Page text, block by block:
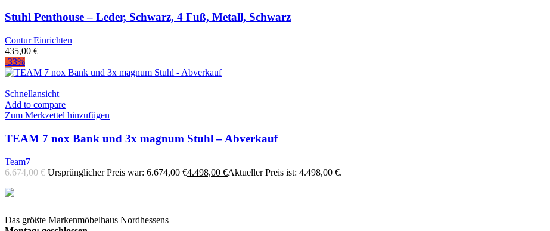
Stuhl Penthouse – Leder, Schwarz, 4 Fuß, Metall, Schwarz
Contur Einrichten
435,00 €
-33%
Schnellansicht
Add to compare
Zum Merkzettel hinzufügen
TEAM 7 nox Bank und 3x magnum Stuhl – Abverkauf
Team7
6.674,00€ Ursprünglicher Preis war: 6.674,00 €4.498,00 €Aktueller Preis ist: 4.498,00 €.
Das größte Markenmöbelhaus Nordhessens